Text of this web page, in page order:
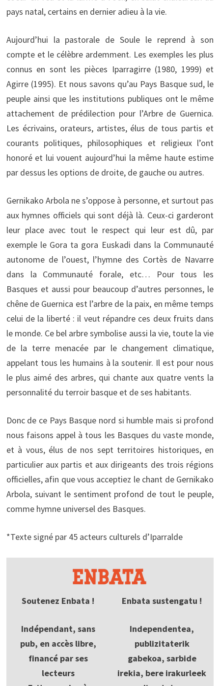
pays natal, certains en dernier adieu à la vie.
Aujourd’hui la pastorale de Soule le reprend à son
compte et le célèbre ardemment. Les exemples les plus
connus en sont les pièces Iparragirre (1980, 1999) et
Agirre (1995). Et nous savons qu’au Pays Basque sud, le
peuple ainsi que les institutions publiques ont le même
attachement de prédilection pour l’Arbre de Guernica.
Les écrivains, orateurs, artistes, élus de tous partis et
courants politiques, philosophiques et religieux l’ont
honoré et lui vouent aujourd’hui la même haute estime
par dessus les options de droite, de gauche ou autres.
Gernikako Arbola ne s’oppose à personne, et surtout pas
aux hymnes officiels qui sont déjà là. Ceux-ci garderont
leur place avec tout le respect qui leur est dû, par
exemple le Gora ta gora Euskadi dans la Communauté
autonome de l’ouest, l’hymne des Cortès de Navarre
dans la Communauté forale, etc… Pour tous les
Basques et aussi pour beaucoup d’autres personnes, le
chêne de Guernica est l’arbre de la paix, en même temps
celui de la liberté : il veut répandre ces deux fruits dans
le monde. Ce bel arbre symbolise aussi la vie, toute la vie
de la terre menacée par le changement climatique,
appelant tous les humains à la soutenir. Il est pour nous
le plus aimé des arbres, qui chante aux quatre vents la
personnalité du terroir basque et de ses habitants.
Donc de ce Pays Basque nord si humble mais si profond
nous faisons appel à tous les Basques du vaste monde,
et à vous, élus de nos sept territoires historiques, en
particulier aux partis et aux dirigeants des trois régions
officielles, afin que vous acceptiez le chant de Gernikako
Arbola, suivant le sentiment profond de tout le peuple,
comme hymne universel des Basques.
*Texte signé par 45 acteurs culturels d’Iparralde
Soutenez Enbata !
Indépendant, sans
pub, en accès libre,
financé par ses
lecteurs
Enbata sustengatu !
Independentea,
publizitaterik
gabekoa, sarbide
irekia, bere irakurleek